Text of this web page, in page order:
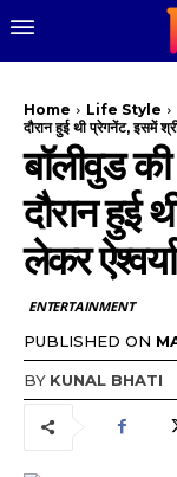
Home Life Style
दौरान हुई थी प्रेगनेंट, इसमें
बॉलीवुड
दौरान हुई
लेकर
ENTERTAINMENT
PUBLISHED ON
BY KUNAL BHATI